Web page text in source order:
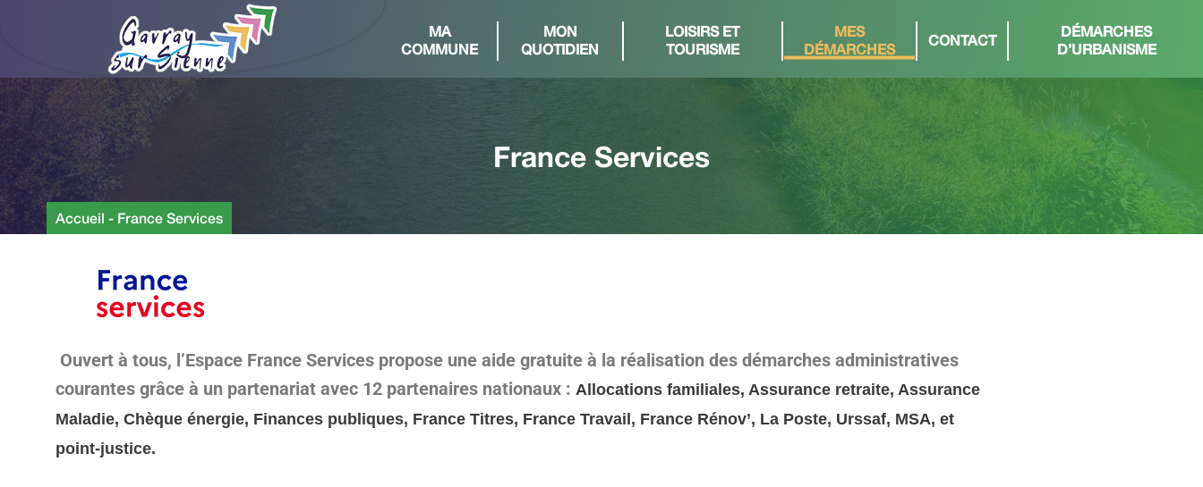
MA
COMMUNE
MON
QUOTIDIEN
LOISIRS ET
TOURISME
MES
DÉMARCHES
CONTACT
DÉMARCHES
D’URBANISME
France Services
Accueil - France Services
Ouvert à tous, l’Espace France Services propose une aide gratuite à la réalisation des démarches administratives
courantes grâce à un partenariat avec 12 partenaires nationaux : Allocations familiales, Assurance retraite, Assurance
Maladie, Chèque énergie, Finances publiques, France Titres, France Travail, France Rénov’, La Poste, Urssaf, MSA, et
point-justice.